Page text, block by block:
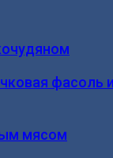
фасоль
мясом